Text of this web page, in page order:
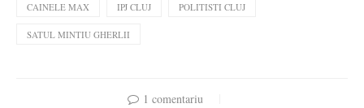
CAINELE MAX IPJ CLUJ POLITISTI CLUJ
SATUL MINTIU GHERLII
1 comentariu